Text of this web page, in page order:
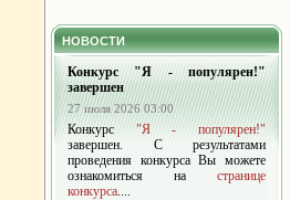
НОВОСТИ
Конкурс "Я - популярен!"
завершен
27 июля 2026 03:00
Конкурс"Я - популярен!"
завершен. С результатами
проведения конкурса Вы можете
ознакомиться на странице
конкурса....